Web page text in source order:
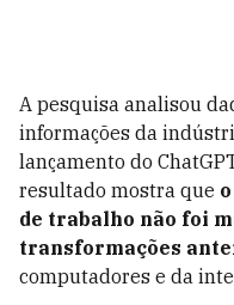
A pesquisa analisou
informações da
lançamento do
resultado mostra que
de trabalho não foi
transformações
computadores e da